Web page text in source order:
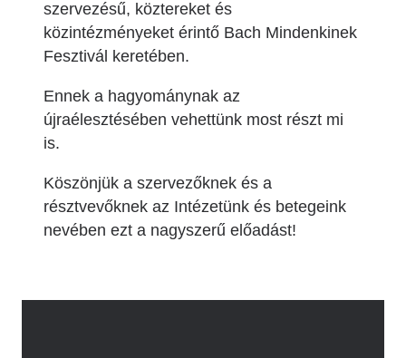
szervezésű, köztereket és
közintézményeket érintő Bach Mindenkinek
Fesztivál keretében.
Ennek a hagyománynak az
újraélesztésében vehettünk most részt mi
is.
Köszönjük a szervezőknek és a
résztvevőknek az Intézetünk és betegeink
nevében ezt a nagyszerű előadást!